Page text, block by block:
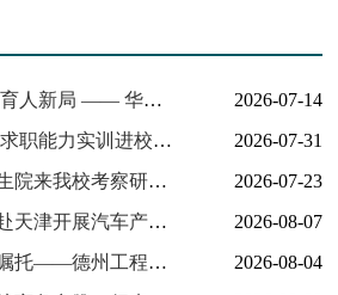
深化产教融合 共商育人新局 —— 华为技术有限公司一行来我校考察...
2026-07-14
校地携手赋能就业 求职能力实训进校园暨校地服务签约仪式在我校...
2026-07-31
山东师范大学研究生院来我校考察研究生实习实践基地建设
2026-07-23
我校智慧交通学院赴天津开展汽车产业链企业考察研学活动
2026-08-07
以青春之力践殷殷嘱托——德州工程职业学院以“三下乡”实践深入贯...
2026-08-04